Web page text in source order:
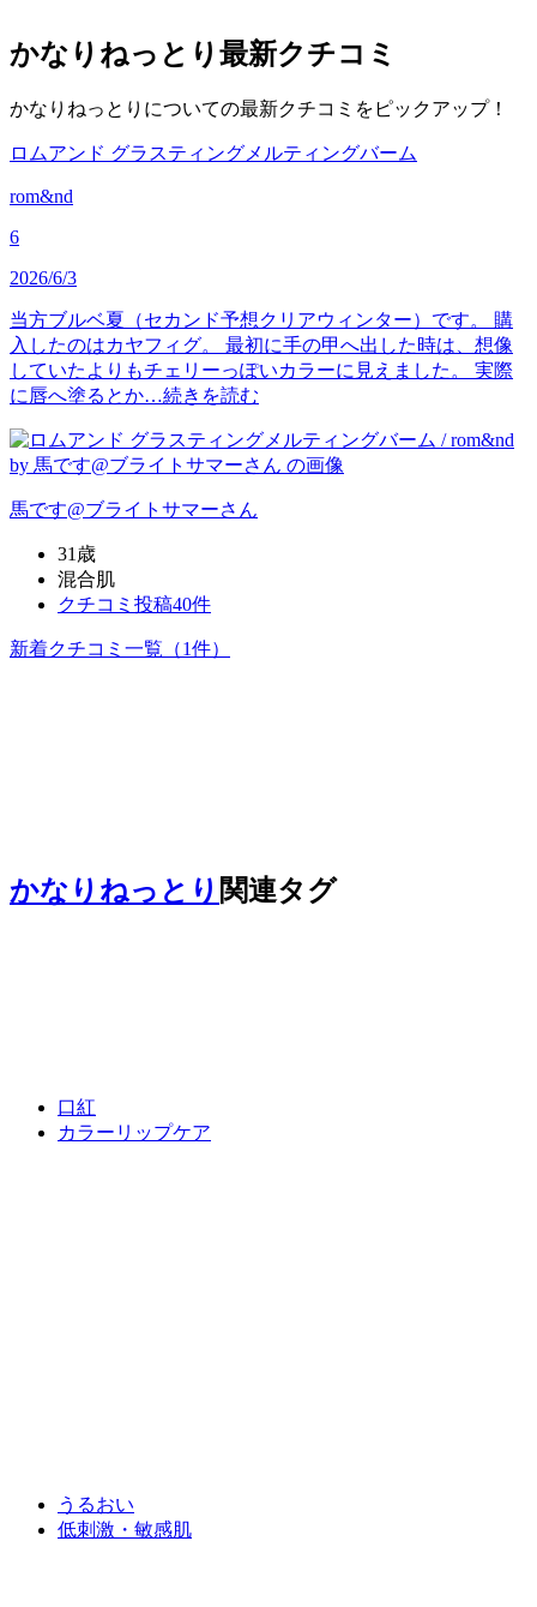
かなりねっとり 最新クチコミ
かなりねっとりについての最新クチコミをピックアップ！
ロムアンド グラスティングメルティングバーム
rom&nd
6
2026/6/3
当方ブルベ夏（セカンド予想クリアウィンター）です。 購
入したのはカヤフィグ。 最初に手の甲へ出した時は、想像
していたよりもチェリーっぽいカラーに見えました。 実際
に唇へ塗るとか…続きを読む
馬です@ブライトサマーさん
31歳
混合肌
クチコミ投稿40件
新着クチコミ一覧 （1件）
かなりねっとり 関連タグ
口紅
カラーリップケア
うるおい
低刺激・敏感肌